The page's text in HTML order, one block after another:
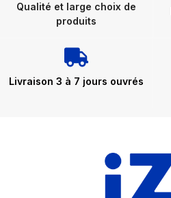
Qualité et large choix de
produits
Livraison 3 à 7 jours ouvrés